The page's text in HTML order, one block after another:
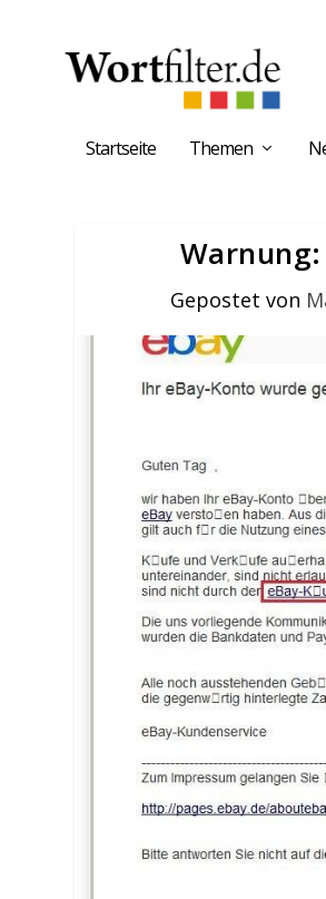
Startseite Themen
Gepostet von